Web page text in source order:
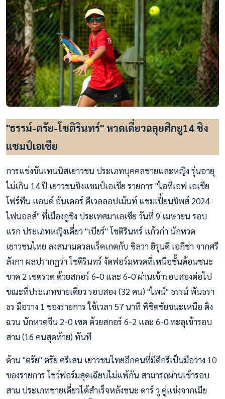
"ธรรม์-ตรัย-โชติรินทร์" หวดเดี่ยวฉลุยศึกยู14 ชิง
แชมป์เอเชีย
การแข่งขันเทนนิสเยาวชน ประเภทบุคคลชายและหญิง รุ่นอายุ
ไม่เกิน 14 ปี เยาวชนชิงแชมป์เอเชีย รายการ "ไอทีเอฟ เอเชีย
โฟร์ทีน แอนด์ อันเดอร์ ดีเวลลอปเม้นท์ แชมเปี้ยนชิพส์ 2024-
ไฟนอลส์" ที่เมืองกูชิง ประเทศมาเลเซีย วันที่ 9 เมษายน รอบ
แรก ประเภทหญิงเดี่ยว "เบียร์" โชติรินทร์ แก้วก่า นักหวด
เยาวชนไทย ลงสนามดวลแร็คเกตกับ ซิลวา ฮิรุนดี เอกีช่า จากศรี
ลังกา ผลปรากฎว่า โชติรินทร์ งัดฟอร์มหวดที่เหนือชั้นต้อนชนะ
ขาด 2 เซตรวด ด้วยสกอร์ 6-0 และ 6-0 ผ่านเข้ารอบสองต่อไป
ขณะที่ประเภทชายเดี่ยว รอบสอง (32 คน) "ไพน์" ธรรม์ พันธรา
ธร มือวาง 1 ของรายการ ใช้เวลา 57 นาที พิชิตชัยชนะเหนือ ติง
ฉวน นักหวดจีน 2-0 เซต ด้วยสกอร์ 6-2 และ 6-0 ทะลุเข้ารอบ
สาม (16 คนสุดท้าย) ทันที
ด้าน "ตรัย" ตรัย ศรีเสน เยาวชนไทยอีกคนที่มีดีกรีเป็นมือวาง 10
ของรายการ โชว์ฟอร์มสุดเฉียบไม่แพ้กัน สามารถผ่านเข้ารอบ
สาม ประเภทชายเดี่ยวได้สำเร็จหลังชนะ ดาร์ วู คู่แข่งจากเมีย